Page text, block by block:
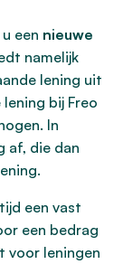
een nieuwe
namelijk
lening uit
bij Freo
In
af, die dan
een vast
een bedrag
voor leningen